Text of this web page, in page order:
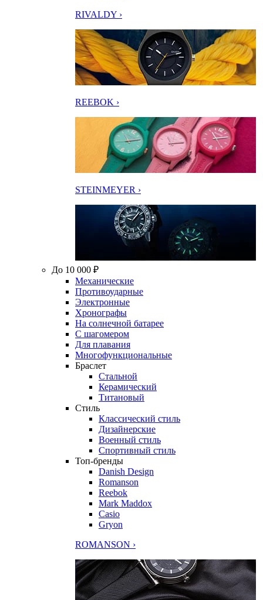
RIVALDY ›
REEBOK ›
STEINMEYER ›
До 10 000 ₽
Механические
Противоударные
Электронные
Хронографы
На солнечной батарее
С шагомером
Для плавания
Многофункциональные
Браслет
Стальной
Керамический
Титановый
Стиль
Классический стиль
Дизайнерские
Военный стиль
Спортивный стиль
Топ-бренды
Danish Design
Romanson
Reebok
Mark Maddox
Casio
Gryon
ROMANSON ›